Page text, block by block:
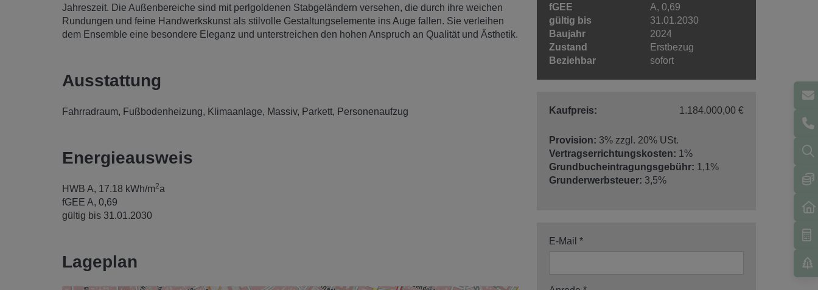
Jahreszeit. Die Außenbereiche sind mit perlgoldenen Stabgeländern versehen, die durch ihre weichen
Rundungen und feine Handwerkskunst als stilvolle Gestaltungselemente ins Auge fallen. Sie verleihen
dem Ensemble eine besondere Eleganz und unterstreichen den hohen Anspruch an Qualität und Ästhetik.
Ausstattung
Fahrradraum Fußbodenheizung Klimaanlage Massiv Parkett Personenaufzug
Energieausweis
HWB A, 17.18 kWh/m2a
fGEE A, 0,69
gültig bis 31.01.2030
Lageplan
fGEE
A, 0,69
gültig bis
31.01.2030
Baujahr
2024
Zustand
Erstbezug
Beziehbar
sofort
Kaufpreis: 1.184.000,00 €
Provision: 3% zzgl. 20% USt.
Vertragserrichtungskosten: 1%
Grundbucheintragungsgebühr: 1,1%
Grunderwerbsteuer: 3,5%
E-Mail